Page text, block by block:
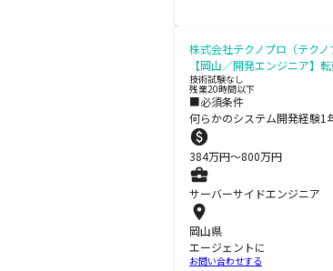
株式会社テクノプロ（テクノ
【岡山／開発エンジニア
技術試験なし
残業20時間以下
■必須条件
何らかのシステム開発経験1
384万円〜800万円
サーバーサイドエンジニア
岡山県
エージェントに
お問い合わせする